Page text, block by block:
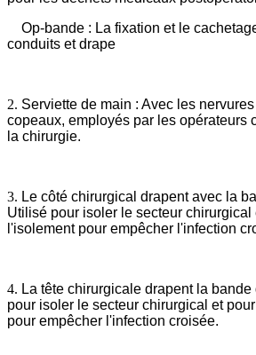
Op-bande : La fixation et le
conduits et drape
2. Serviette de main : Avec les
copeaux, employés par les opérateurs
la chirurgie.
3. Le côté chirurgical drapent avec la
Utilisé pour isoler le secteur chirurgical
l'isolement pour empêcher l'infection
4. La tête chirurgicale drapent la
pour isoler le secteur chirurgical et
pour empêcher l'infection croisée.